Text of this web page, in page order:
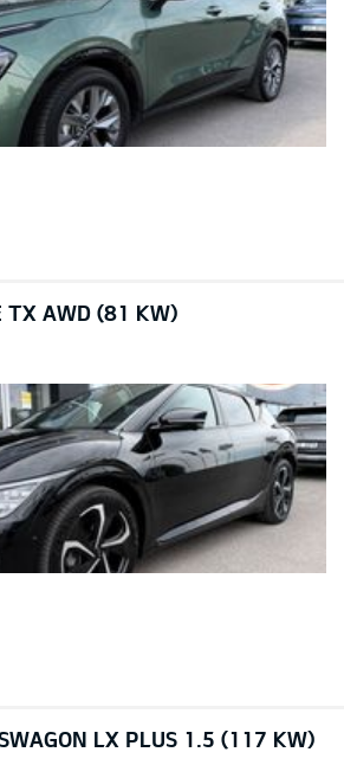
TX AWD (81 KW)
LX PLUS 1.5 (117 KW)